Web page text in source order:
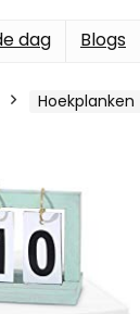
dag Blogs
Hoekplanken